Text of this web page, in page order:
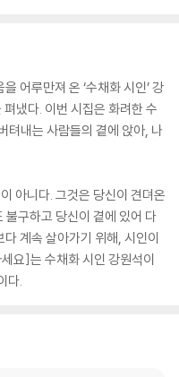
어루만져 온 ‘수채화 시인’ 강
냈다. 이번 시집은 화려한 수
텨내는 사람들의 곁에 앉아, 나
아니다. 그것은 당신이 견뎌온
구하고 당신이 곁에 있어 다
계속 살아가기 위해, 시인이
요]는 수채화 시인 강원석이
다.